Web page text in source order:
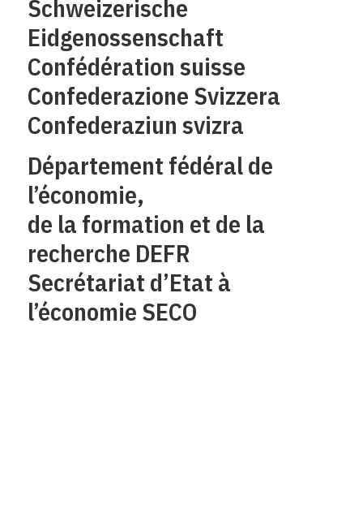
Schweizerische
Eidgenossenschaft
Confédération suisse
Confederazione Svizzera
Confederaziun svizra
Département fédéral de
l’économie,
de la formation et de la
recherche DEFR
Secrétariat d’Etat à
l’économie SECO